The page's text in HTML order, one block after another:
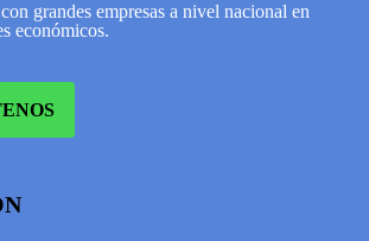
grandes empresas a nivel nacional en
económicos.